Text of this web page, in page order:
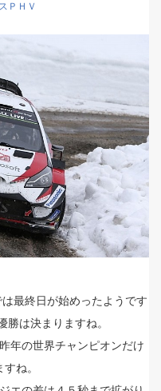
ＰＨＶ
最終日が始めったようです
は決まりますね。
年の世界チャンピオンだけ
ね。